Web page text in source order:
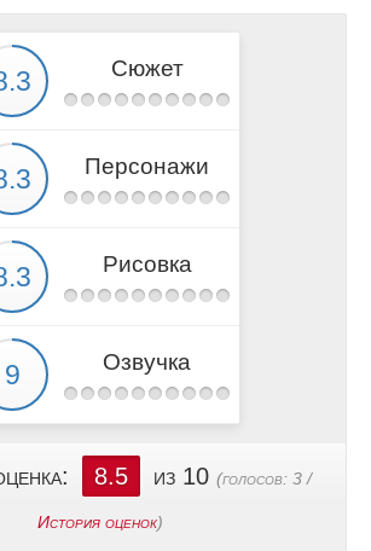
Сюжет
Персонажи
Рисовка
Озвучка
8.5 из 10 (голосов: 3/
История оценок)